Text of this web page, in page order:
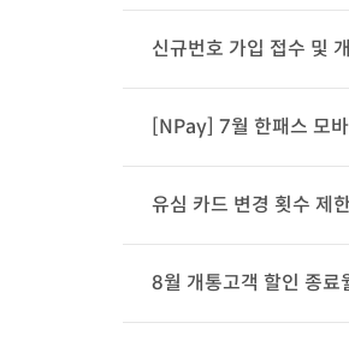
신규번호 가입 접수 및
[NPay] 7월 한패스 모
유심 카드 변경 횟수 제
8월 개통고객 할인 종료